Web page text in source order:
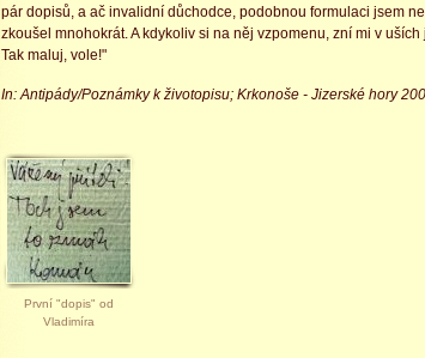
pár dopisů, a ač invalidní důchodce, podobnou formulaci jsem
zkoušel mnohokrát. A kdykoliv si na něj vzpomenu, zní mi v
Tak maluj, vole!"
In: Antipády/Poznámky k životopisu; Krkonoše - Jizerské hory
První "dopis" od
Vladimíra